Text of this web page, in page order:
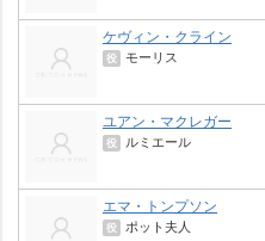
ケヴィン・クライン
役 モーリス
ユアン・マクレガー
役 ルミエール
エマ・トンプソン
役 ポット夫人